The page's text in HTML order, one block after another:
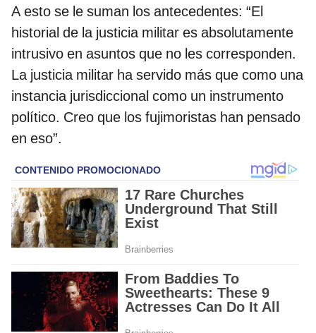
A esto se le suman los antecedentes: “El
historial de la justicia militar es absolutamente
intrusivo en asuntos que no les corresponden.
La justicia militar ha servido más que como una
instancia jurisdiccional como un instrumento
político. Creo que los fujimoristas han pensado
en eso”.